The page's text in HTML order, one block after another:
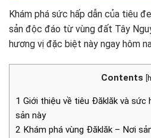
Khám phá sức hấp dẫn của tiêu
sản độc đáo từ vùng đất Tây
hương vị đặc biệt này ngay hôm
Contents [
1 Giới thiệu về tiêu Đăklăk và sức
sản này
2 Khám phá vùng Đăklăk – Nơi